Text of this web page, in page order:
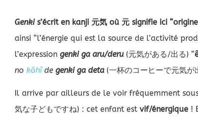
Genkis’écrit en kanji 元気 où 元 signifie ici
ainsi “l’énergie qui est la source de l’activité
l’expression genki ga aru/deru(元気がある/出る) “
no kôhîde genki ga deta(一杯のコーヒーで元気
Il arrive par ailleurs de le voir fréquemment
気な子どもですね) : cet enfant est vif/énergique !